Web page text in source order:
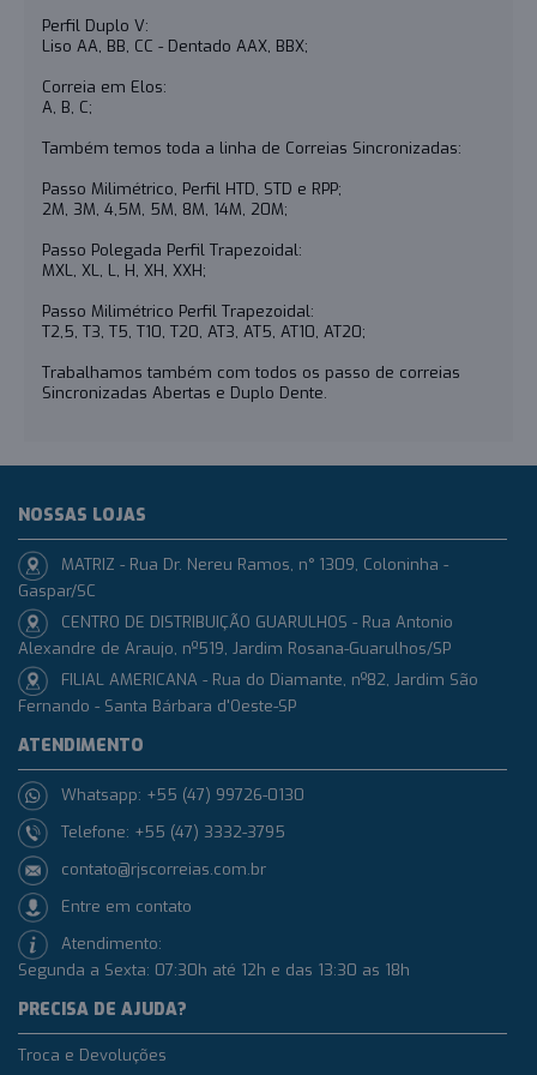
Perfil Duplo V:
Liso AA, BB, CC - Dentado AAX, BBX;
Correia em Elos:
A, B, C;
Também temos toda a linha de Correias Sincronizadas:
Passo Milimétrico, Perfil HTD, STD e RPP;
2M, 3M, 4,5M, 5M, 8M, 14M, 20M;
Passo Polegada Perfil Trapezoidal:
MXL, XL, L, H, XH, XXH;
Passo Milimétrico Perfil Trapezoidal:
T2,5, T3, T5, T10, T20, AT3, AT5, AT10, AT20;
Trabalhamos também com todos os passo de correias
Sincronizadas Abertas e Duplo Dente.
NOSSAS LOJAS
MATRIZ - Rua Dr. Nereu Ramos, n° 1309, Coloninha -
Gaspar/SC
CENTRO DE DISTRIBUIÇÃO GUARULHOS - Rua Antonio
Alexandre de Araujo, nº519, Jardim Rosana-Guarulhos/SP
FILIAL AMERICANA - Rua do Diamante, nº82, Jardim São
Fernando - Santa Bárbara d'Oeste-SP
ATENDIMENTO
Whatsapp: +55 (47) 99726-0130
Telefone: +55 (47) 3332-3795
contato@rjscorreias.com.br
Entre em contato
Atendimento:
Segunda a Sexta: 07:30h até 12h e das 13:30 as 18h
PRECISA DE AJUDA?
Troca e Devoluções